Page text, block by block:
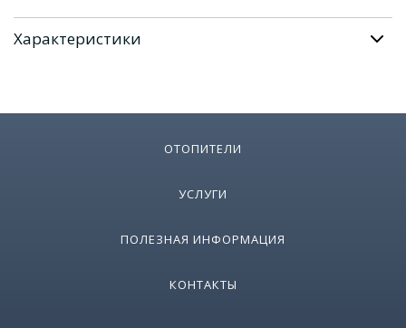
Характеристики
ОТОПИТЕЛИ
УСЛУГИ
ПОЛЕЗНАЯ ИНФОРМАЦИЯ
КОНТАКТЫ